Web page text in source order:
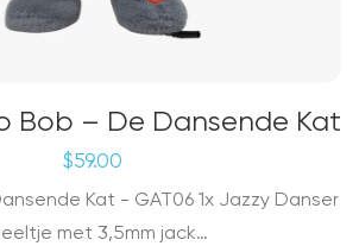
Bob – De Dansende Kat
$59.00
Kat - GAT06 1x Jazzy Danser
met 3,5mm jack…